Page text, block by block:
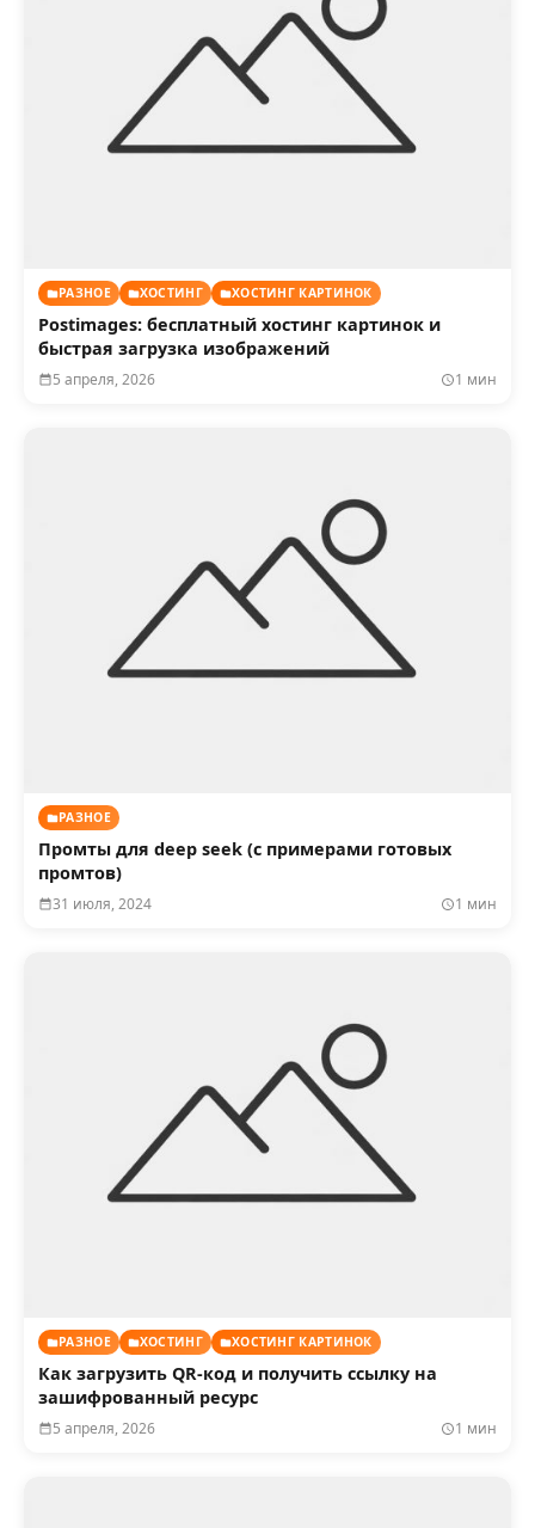
РАЗНОЕ ХОСТИНГ ХОСТИНГ КАРТИНОК
Postimages: бесплатный хостинг картинок и
быстрая загрузка изображений
5 апреля, 2026 1 мин
РАЗНОЕ
Промты для deep seek (с примерами готовых
промтов)
31 июля, 2024 1 мин
РАЗНОЕ ХОСТИНГ ХОСТИНГ КАРТИНОК
Как загрузить QR-код и получить ссылку на
зашифрованный ресурс
5 апреля, 2026 1 мин